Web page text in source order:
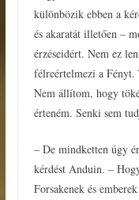
különbözik ebben a
és akaratát illetően –
érzéseidért. Nem ez
félreértelmezi a
Nem állítom, hogy
érteném. Senki sem
– De mindketten úgy
kérdést Anduin. –
Forsakenek és